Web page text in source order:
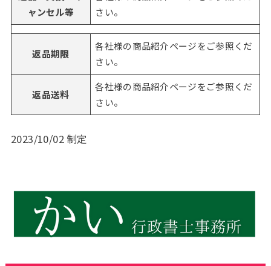
ャンセル等
さい。
返品期限
各社様の商品紹介ページをご参照くだ
さい。
返品送料
各社様の商品紹介ページをご参照くだ
さい。
2023/10/02 制定